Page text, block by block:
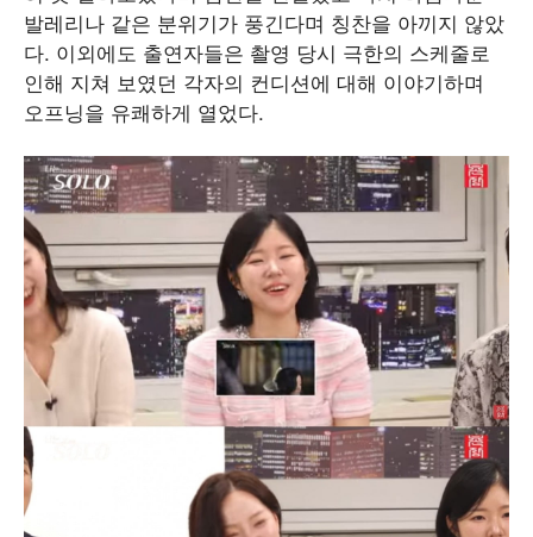
발레리나 같은 분위기가 풍긴다며 칭찬을 아끼지 않았
다. 이외에도 출연자들은 촬영 당시 극한의 스케줄로
인해 지쳐 보였던 각자의 컨디션에 대해 이야기하며
오프닝을 유쾌하게 열었다.